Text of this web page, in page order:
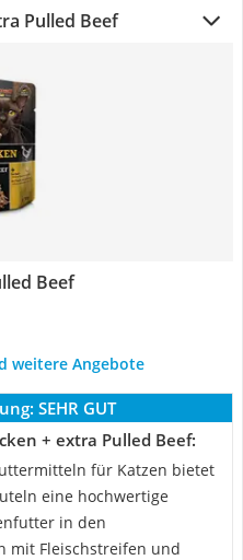
Pulled Beef
Beef
weitere Angebote
SEHR GUT
+ extra Pulled Beef:
für Katzen bietet
eine hochwertige
in den
mit Fleischstreifen und